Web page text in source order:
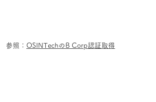
参照： OSINTechのB Corp認証取得